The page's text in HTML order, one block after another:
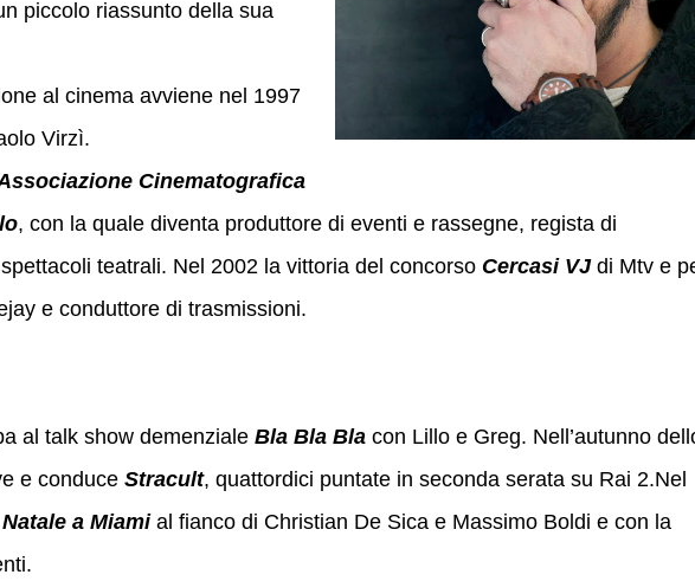
piccolo riassunto della sua
al cinema avviene nel 1997
Virzì.
Cinematografica
, con la quale diventa produttore di eventi e rassegne, regista di
teatrali. Nel 2002 la vittoria del concorso Cercasi VJ di Mtv e
e conduttore di trasmissioni.
al talk show demenziale Bla Bla Bla con Lillo e Greg. Nell’autunno
e conduce Stracult, quattordici puntate in seconda serata su Rai 2.Nel
Natale a Miami al fianco di Christian De Sica e Massimo Boldi e con la